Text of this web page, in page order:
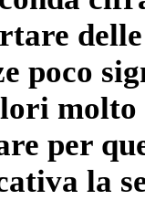
poco
per
la